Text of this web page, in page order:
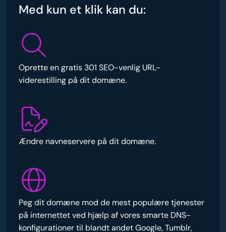
Med kun et klik kan du:
Oprette en gratis 301 SEO-venlig URL-
viderestilling på dit domæne.
Ændre navneservere på dit domæne.
Peg dit domæne mod de mest populære tjenester
på internettet ved hjælp af vores smarte DNS-
konfigurationer til blandt andet Google, Tumblr,